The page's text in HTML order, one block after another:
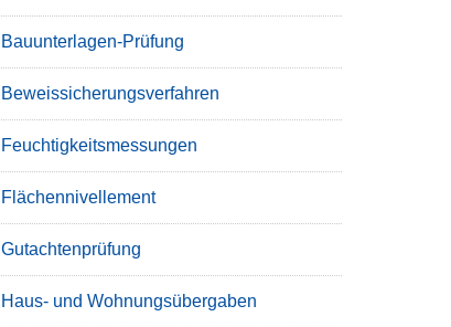
Bauunterlagen-Prüfung
Beweissicherungsverfahren
Feuchtigkeitsmessungen
Flächennivellement
Gutachtenprüfung
Haus- und Wohnungsübergaben